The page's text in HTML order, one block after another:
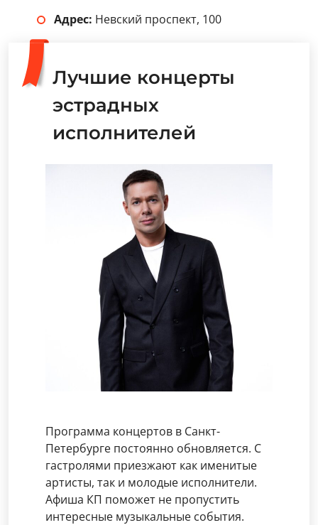
Адрес: Невский проспект, 100
Лучшие концерты
эстрадных
исполнителей
Программа концертов в Санкт-
Петербурге постоянно обновляется. С
гастролями приезжают как именитые
артисты, так и молодые исполнители.
Афиша КП поможет не пропустить
интересные музыкальные события.